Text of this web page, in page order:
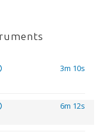
3m 10s
6m 12s